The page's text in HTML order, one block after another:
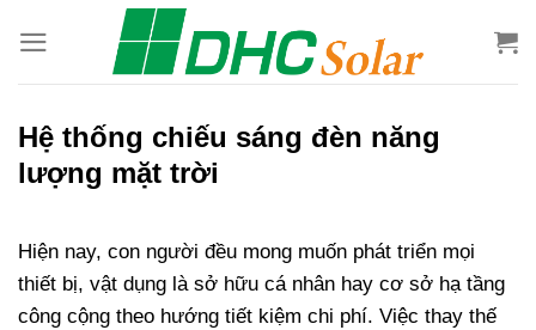
qua
nội
Hệ thống chiếu sáng đèn năng
lượng mặt trời
Hiện nay, con người đều mong muốn phát triển mọi
thiết bị, vật dụng là sở hữu cá nhân hay cơ sở hạ tầng
công cộng theo hướng tiết kiệm chi phí. Việc thay thế